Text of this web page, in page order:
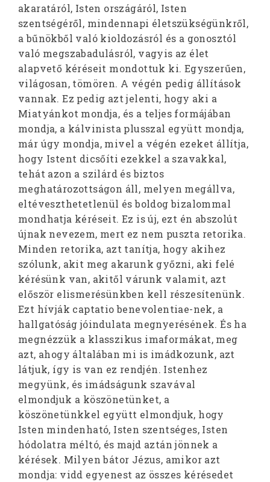
akaratáról, Isten országáról, Isten
szentségéről, mindennapi életszükségünkről,
a bűnökből való kioldozásról és a gonosztól
való megszabadulásról, vagyis az élet
alapvető kéréseit mondottuk ki. Egyszerűen,
világosan, tömören. A végén pedig állítások
vannak. Ez pedig azt jelenti, hogy aki a
Miatyánkot mondja, és a teljes formájában
mondja, a kálvinista plusszal együtt mondja,
már úgy mondja, mivel a végén ezeket állítja,
hogy Istent dicsőíti ezekkel a szavakkal,
tehát azon a szilárd és biztos
meghatározottságon áll, melyen megállva,
eltéveszthetetlenül és boldog bizalommal
mondhatja kéréseit. Ez is új, ezt én abszolút
újnak nevezem, mert ez nem puszta retorika.
Minden retorika, azt tanítja, hogy akihez
szólunk, akit meg akarunk győzni, aki felé
kérésünk van, akitől várunk valamit, azt
először elismerésünkben kell részesítenünk.
Ezt hívják captatio benevolentiae-nek, a
hallgatóság jóindulata megnyerésének. És ha
megnézzük a klasszikus imaformákat, meg
azt, ahogy általában mi is imádkozunk, azt
látjuk, így is van ez rendjén. Istenhez
megyünk, és imádságunk szavával
elmondjuk a köszönetünket, a
köszönetünkkel együtt elmondjuk, hogy
Isten mindenható, Isten szentséges, Isten
hódolatra méltó, és majd aztán jönnek a
kérések. Milyen bátor Jézus, amikor azt
mondja: vidd egyenest az összes kérésedet